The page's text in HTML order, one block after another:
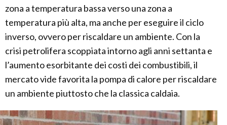
zona a temperatura bassa verso una zona a
temperatura più alta, ma anche per eseguire il ciclo
inverso, ovvero per riscaldare un ambiente. Con la
crisi petrolifera scoppiata intorno agli anni settanta e
l’aumento esorbitante dei costi dei combustibili, il
mercato vide favorita la pompa di calore per riscaldare
un ambiente piuttosto che la classica caldaia.